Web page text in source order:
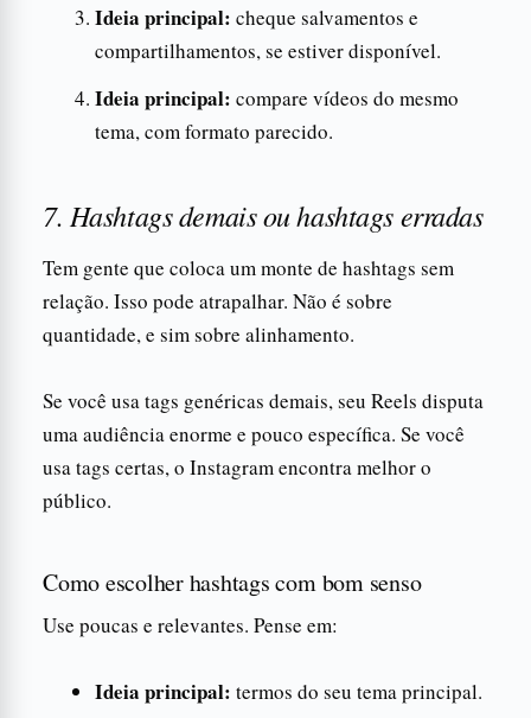
Ideia principal: cheque salvamentos e
compartilhamentos, se estiver disponível.
Ideia principal: compare vídeos do mesmo
tema, com formato parecido.
7. Hashtags demais ou hashtags erradas
Tem gente que coloca um monte de hashtags sem
relação. Isso pode atrapalhar. Não é sobre
quantidade, e sim sobre alinhamento.
Se você usa tags genéricas demais, seu Reels disputa
uma audiência enorme e pouco específica. Se você
usa tags certas, o Instagram encontra melhor o
público.
Como escolher hashtags com bom senso
Use poucas e relevantes. Pense em:
Ideia principal: termos do seu tema principal.